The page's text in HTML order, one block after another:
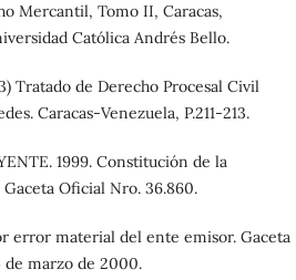
Mercantil, Tomo II, Caracas,
Católica Andrés Bello.
Tratado de Derecho Procesal Civil
Caracas-Venezuela, P.211-213.
1999. Constitución de la
Oficial Nro. 36.860.
error material del ente emisor. Gaceta
marzo de 2000.